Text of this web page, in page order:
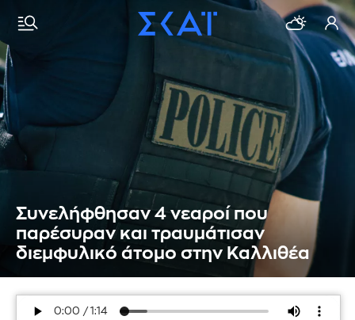
Συνελήφθησαν 4 νεαροί που
παρέσυραν και τραυμάτισαν
διεμφυλικό άτομο στην Καλλιθέα